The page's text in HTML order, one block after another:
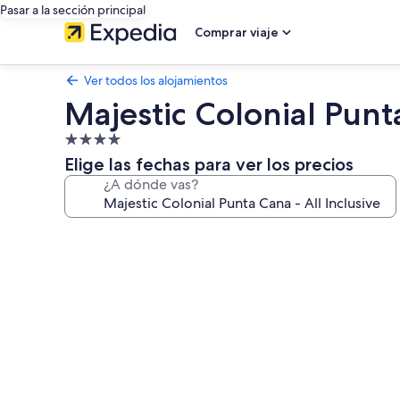
Pasar a la sección principal
Comprar viaje
Ver todos los alojamientos
Majestic Colonial
Alojamiento
de
4.0 estrellas
Elige las fechas para ver los precios
¿A dónde vas?